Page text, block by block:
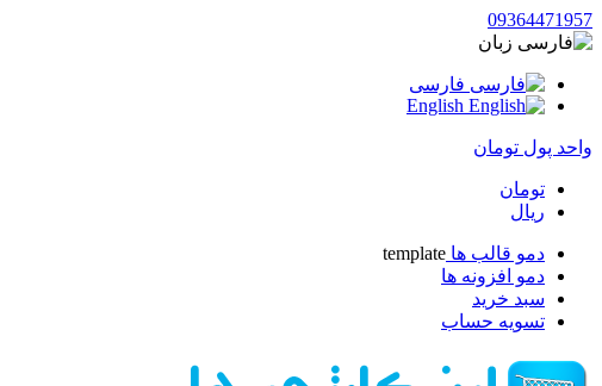
09364471957
زبان
فارسی
واحد پول تومان
تومان
ریال
دمو قالب ها template
دمو افزونه ها
سبد خرید
تسویه حساب